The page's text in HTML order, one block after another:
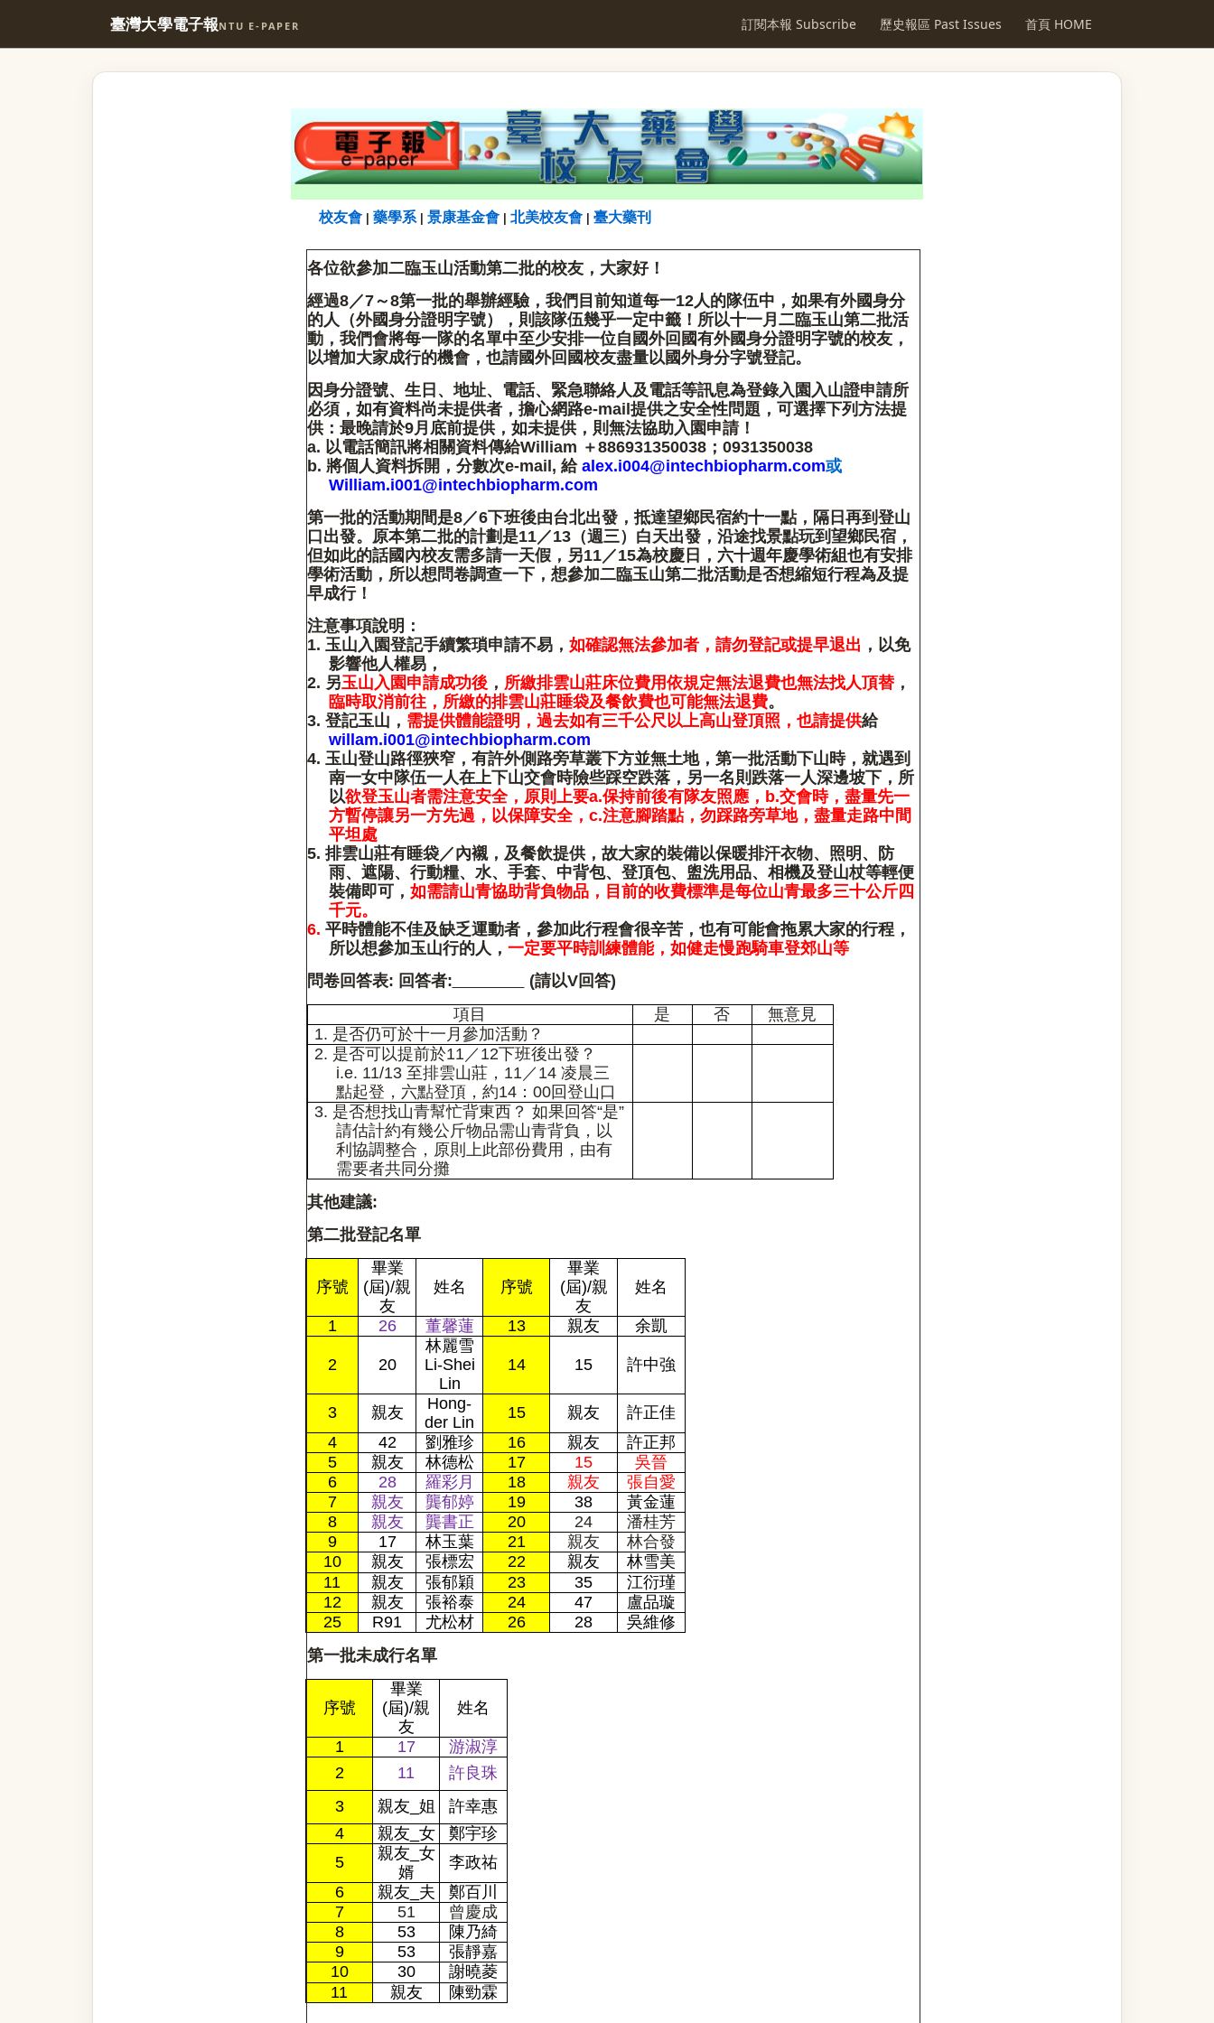
臺灣大學電子報NTU E-PAPER 訂閱本報 Subscribe 歷史報區 Past Issues 首頁 HOME
校友會 藥學系| 景康基金會 北美校友會 臺大藥刊
各位欲參加二臨玉山活動第二批的校友，大家好！
經過8／7～8第一批的舉辦經驗，我們目前知道每一12人的隊伍中，如果有外國身分
的人（外國身分證明字號），則該隊伍幾乎一定中籤！所以十一月二臨玉山第二批活
動，我們會將每一隊的名單中至少安排一位自國外回國有外國身分證明字號的校友，
以增加大家成行的機會，也請國外回國校友盡量以國外身分字號登記。
因身分證號、生日、地址、電話、緊急聯絡人及電話等訊息為登錄入園入山證申請所
必須，如有資料尚未提供者，擔心網路e-mail提供之安全性問題，可選擇下列方法提
供：最晚請於9月底前提供，如未提供，則無法協助入園申請！
a. 以電話簡訊將相關資料傳給William ＋886931350038；0931350038
b. 將個人資料拆開，分數次e-mail, 給 alex.i004@intechbiopharm.com或
William.i001@intechbiopharm.com
第一批的活動期間是8／6下班後由台北出發，抵達望鄉民宿約十一點，隔日再到登山
口出發。原本第二批的計劃是11／13（週三）白天出發，沿途找景點玩到望鄉民宿，
但如此的話國內校友需多請一天假，另11／15為校慶日，六十週年慶學術組也有安排
學術活動，所以想問卷調查一下，想參加二臨玉山第二批活動是否想縮短行程為及提
早成行！
注意事項說明：
1. 玉山入園登記手續繁瑣申請不易， 如確認無法參加者，請勿登記或提早退出 ，以免
影響他人權易，
2. 另玉山入園申請成功後， 所繳排雲山莊床位費用依規定無法退費也無法找人頂替，
臨時取消前往，所繳的排雲山莊睡袋及餐飲費也可能無法退費。
3. 登記玉山， 需提供體能證明，過去如有三千公尺以上高山登頂照，也請提供給
willam.i001@intechbiopharm.com
4. 玉山登山路徑狹窄，有許外側路旁草叢下方並無土地，第一批活動下山時，就遇到
南一女中隊伍一人在上下山交會時險些踩空跌落，另一名則跌落一人深邊坡下，所
以欲登玉山者需注意安全，原則上要a.保持前後有隊友照應，b.交會時，盡量先一
方暫停讓另一方先過，以保障安全，c.注意腳踏點，勿踩路旁草地，盡量走路中間
平坦處
5. 排雲山莊有睡袋／內襯，及餐飲提供，故大家的裝備以保暖排汗衣物、照明、防
雨、遮陽、行動糧、水、手套、中背包、登頂包、盥洗用品、相機及登山杖等輕便
裝備即可， 如需請山青協助背負物品，目前的收費標準是每位山青最多三十公斤四
千元。
6. 平時體能不佳及缺乏運動者，參加此行程會很辛苦，也有可能會拖累大家的行程，
所以想參加玉山行的人， 一定要平時訓練體能，如健走慢跑騎車登郊山等
問卷回答表: 回答者:
(請以V回答)
項目
是 否
無意見
1. 是否仍可於十一月參加活動？
2. 是否可以提前於11／12下班後出發？
i.e. 11/13 至排雲山莊，11／14 凌晨三
點起登，六點登頂，約14：00回登山口
3. 是否想找山青幫忙背東西？ 如果回答“是”
請估計約有幾公斤物品需山青背負，以
利協調整合，原則上此部份費用，由有
需要者共同分攤
其他建議:
第二批登記名單
序號
畢業
(屆)/親
友
姓名 序號
畢業
(屆)/親
友
姓名
1 26 董馨蓮 13 親友 余凱
2 20
林麗雪
Li-Shei
Lin
14 15 許中強
3 親友
Hong-
der Lin
15 親友
許正佳
4
42 劉雅珍 16 親友
許正邦
5
親友 林德松 17 15
吳晉
6
28 羅彩月 18 親友
張自愛
7
親友 龔郁婷 19 38
黃金蓮
8
親友 龔書正 20 24
潘桂芳
9
17 林玉葉 21 親友
林合發
10
親友 張標宏 22 親友
林雪美
11
親友 張郁穎 23 35
江衍瑾
12
親友 張裕泰 24 47
盧品璇
25
R91 尤松材 26 28
吳維修
第一批未成行名單
序號
畢業
(屆)/親
友
姓名
1 17
游淑淳
2
11
許良珠
3
親友_姐
許幸惠
4
親友_女
鄭宇珍
5
親友_女
婿
李政祐
6
親友_夫
鄭百川
7
51
曾慶成
8
53
陳乃綺
9
53
張靜嘉
10
30
謝曉菱
11
親友 陳勁霖